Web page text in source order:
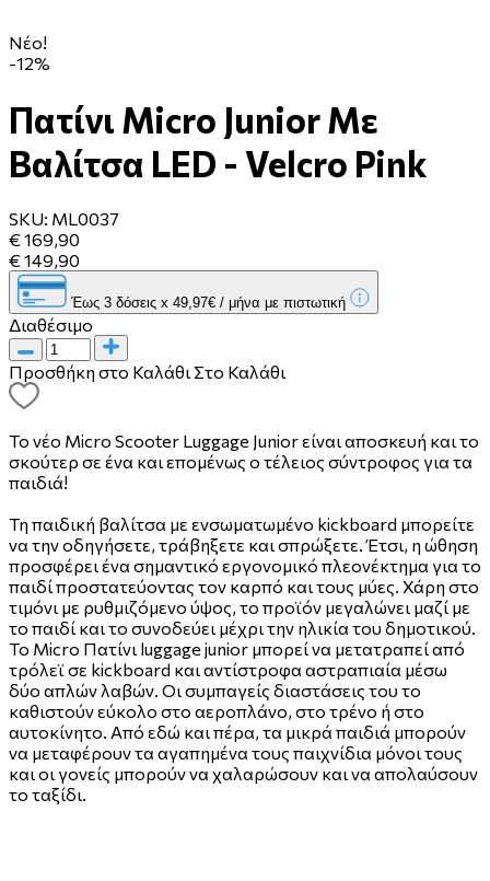
Νέο!
-12%
Πατίνι Micro Junior Με
Βαλίτσα LED - Velcro Pink
SKU: ML0037
€ 169,90
€ 149,90
Έως 3 δόσεις x 49,97€ / μήνα με πιστωτική
Διαθέσιμο
Προσθήκη στο Καλάθι Στο Καλάθι
Το νέο Micro Scooter Luggage Junior είναι αποσκευή και το
σκούτερ σε ένα και επομένως ο τέλειος σύντροφος για τα
παιδιά!
Τη παιδική βαλίτσα με ενσωματωμένο kickboard μπορείτε
να την οδηγήσετε, τράβηξετε και σπρώξετε. Έτσι, η ώθηση
προσφέρει ένα σημαντικό εργονομικό πλεονέκτημα για το
παιδί προστατεύοντας τον καρπό και τους μύες. Χάρη στο
τιμόνι με ρυθμιζόμενο ύψος, το προϊόν μεγαλώνει μαζί με
το παιδί και το συνοδεύει μέχρι την ηλικία του δημοτικού.
Το Micro Πατίνι luggage junior μπορεί να μετατραπεί από
τρόλεϊ σε kickboard και αντίστροφα αστραπιαία μέσω
δύο απλών λαβών. Οι συμπαγείς διαστάσεις του το
καθιστούν εύκολο στο αεροπλάνο, στο τρένο ή στο
αυτοκίνητο. Από εδώ και πέρα, τα μικρά παιδιά μπορούν
να μεταφέρουν τα αγαπημένα τους παιχνίδια μόνοι τους
και οι γονείς μπορούν να χαλαρώσουν και να απολαύσουν
το ταξίδι.